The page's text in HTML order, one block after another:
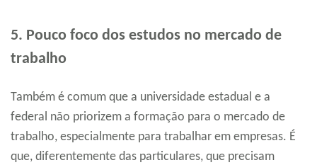
5. Pouco foco dos estudos no mercado de
trabalho
Também é comum que a universidade estadual e a
federal não priorizem a formação para o mercado de
trabalho, especialmente para trabalhar em empresas. É
que, diferentemente das particulares, que precisam